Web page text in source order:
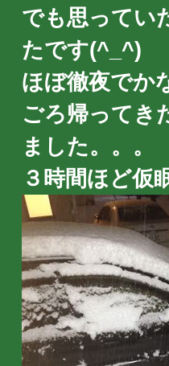
でも思ってい
たです(^_^)
ほぼ徹夜でか
ごろ帰ってき
ました。。。
３時間ほど仮